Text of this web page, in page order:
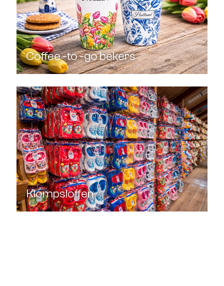
Coffee -to -go bekers
Klompsloffen